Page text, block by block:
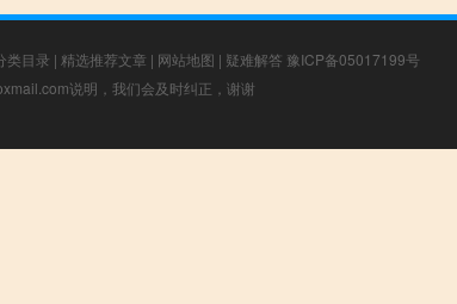
类目录 | 精选推荐文章 | 网站地图 | 疑难解答 豫ICP备05017199号
说明，我们会及时纠正，谢谢